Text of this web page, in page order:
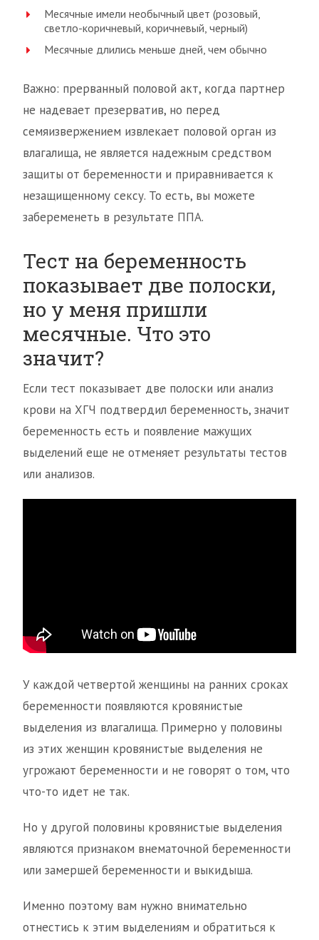
Месячные имели необычный цвет (розовый,
светло-коричневый, коричневый, черный)
Месячные длились меньше дней, чем обычно
Важно: прерванный половой акт, когда партнер
не надевает презерватив, но перед
семяизвержением извлекает половой орган из
влагалища, не является надежным средством
защиты от беременности и приравнивается к
незащищенному сексу. То есть, вы можете
забеременеть в результате ППА.
Тест на беременность
показывает две полоски,
но у меня пришли
месячные. Что это
значит?
Если тест показывает две полоски или анализ
крови на ХГЧ подтвердил беременность, значит
беременность есть и появление мажущих
выделений еще не отменяет результаты тестов
или анализов.
У каждой четвертой женщины на ранних сроках
беременности появляются кровянистые
выделения из влагалища. Примерно у половины
из этих женщин кровянистые выделения не
угрожают беременности и не говорят о том, что
что-то идет не так.
Но у другой половины кровянистые выделения
являются признаком внематочной беременности
или замершей беременности и выкидыша.
Именно поэтому вам нужно внимательно
отнестись к этим выделениям и обратиться к